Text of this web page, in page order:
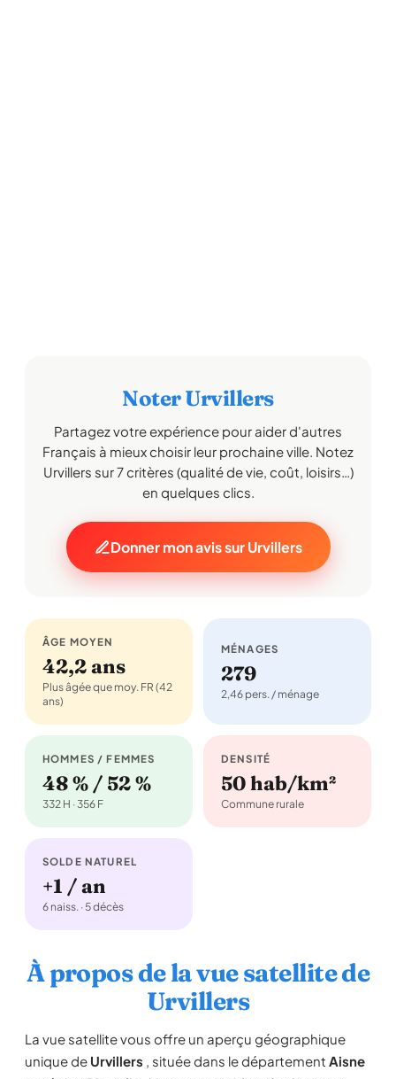
Noter Urvillers
Partagez votre expérience pour aider d'autres
Français à mieux choisir leur prochaine ville. Notez
Urvillers sur 7 critères (qualité de vie, coût, loisirs…)
en quelques clics.
Donner mon avis sur Urvillers
ÂGE MOYEN
42,2 ans
Plus âgée que moy. FR (42
ans)
MÉNAGES
279
2,46 pers. / ménage
HOMMES / FEMMES
48 % / 52 %
332 H · 356 F
DENSITÉ
50 hab/km²
Commune rurale
SOLDE NATUREL
+1 / an
6 naiss. · 5 décès
À propos de la vue satellite de
Urvillers
La vue satellite vous offre un aperçu géographique
unique de Urvillers , située dans le département Aisne